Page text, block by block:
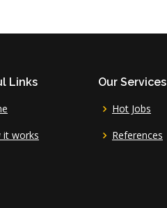
Links
it works
Our Services
Hot Jobs
References